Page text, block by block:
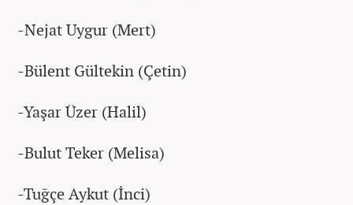
-Nejat Uygur (Mert)
-Bülent Gültekin (Çetin)
-Yaşar Üzer (Halil)
-Bulut Teker (Melisa)
-Tuğçe Aykut (İnci)